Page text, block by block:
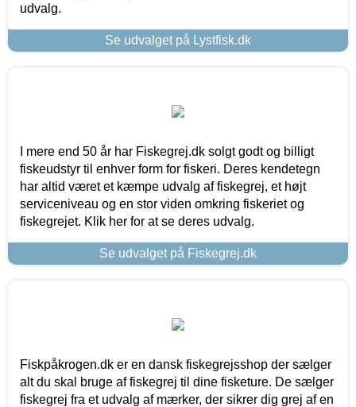
udvalg.
Se udvalget på Lystfisk.dk
I mere end 50 år har Fiskegrej.dk solgt godt og billigt
fiskeudstyr til enhver form for fiskeri. Deres kendetegn
har altid været et kæmpe udvalg af fiskegrej, et højt
serviceniveau og en stor viden omkring fiskeriet og
fiskegrejet. Klik her for at se deres udvalg.
Se udvalget på Fiskegrej.dk
Fiskpåkrogen.dk er en dansk fiskegrejsshop der sælger
alt du skal bruge af fiskegrej til dine fisketure. De sælger
fiskegrej fra et udvalg af mærker, der sikrer dig grej af en